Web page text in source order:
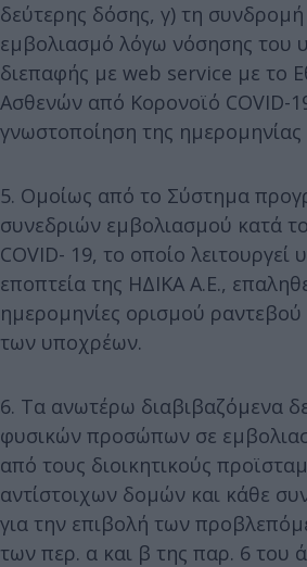
δεύτερης δόσης, γ) τη
εμβολιασμό λόγω νόσησης του
διεπαφής με web service με το
Ασθενών από Κορονοϊό COVID-
γνωστοποίηση της
5. Ομοίως από το Σύστημα
συνεδριών εμβολιασμού κατά
COVID- 19, το οποίο λειτουργεί
εποπτεία της ΗΔΙΚΑ Α.Ε.,
ημερομηνίες ορισμού
των υποχρέων.
6. Τα ανωτέρω διαβιβαζόμενα
φυσικών προσώπων σε
από τους διοικητικούς
αντίστοιχων δομών και κάθε
για την επιβολή των
των περ. α και β της παρ. 6 του